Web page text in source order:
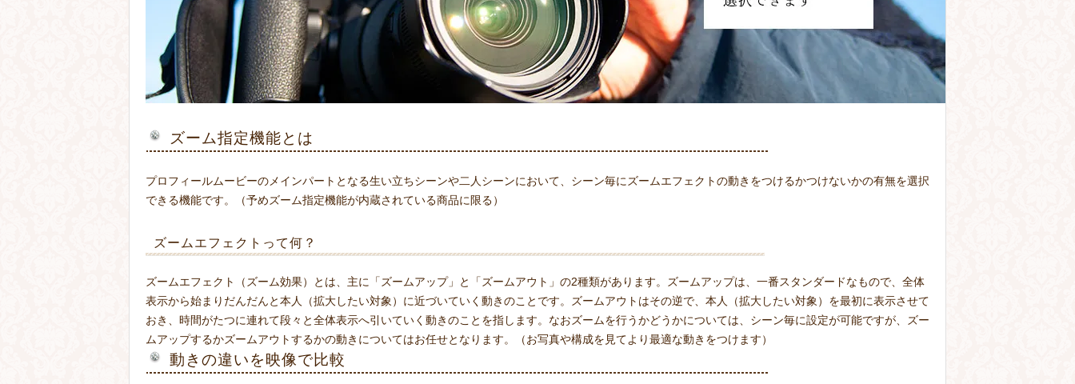
ズーム指定機能とは
プロフィールムービーのメインパートとなる生い立ちシーンや二人シーンにおいて、シーン毎にズームエフェクトの動きをつけるかつけないかの有無を選択
できる機能です。（予めズーム指定機能が内蔵されている商品に限る）
ズームエフェクトって何？
ズームエフェクト（ズーム効果）とは、主に「ズームアップ」と「ズームアウト」の2種類があります。ズームアップは、一番スタンダードなもので、全体
表示から始まりだんだんと本人（拡大したい対象）に近づいていく動きのことです。ズームアウトはその逆で、本人（拡大したい対象）を最初に表示させて
おき、時間がたつに連れて段々と全体表示へ引いていく動きのことを指します。なおズームを行うかどうかについては、シーン毎に設定が可能ですが、ズー
ムアップするかズームアウトするかの動きについてはお任せとなります。（お写真や構成を見てより最適な動きをつけます）
動きの違いを映像で比較